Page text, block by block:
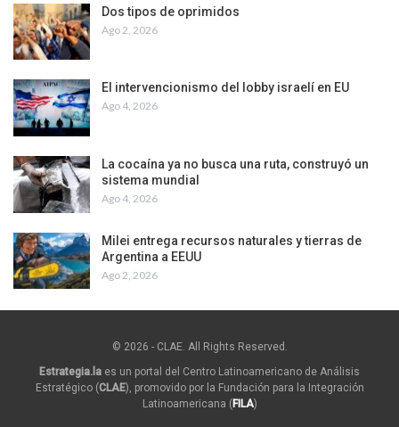
Dos tipos de oprimidos
Ago 2, 2026
El intervencionismo del lobby israelí en EU
Ago 4, 2026
La cocaína ya no busca una ruta, construyó un
sistema mundial
Ago 4, 2026
Milei entrega recursos naturales y tierras de
Argentina a EEUU
Ago 2, 2026
© 2026 - CLAE. All Rights Reserved.
Estrategia.la es un portal del Centro Latinoamericano de Análisis
Estratégico (CLAE), promovido por la Fundación para la Integración
Latinoamericana ( FILA)